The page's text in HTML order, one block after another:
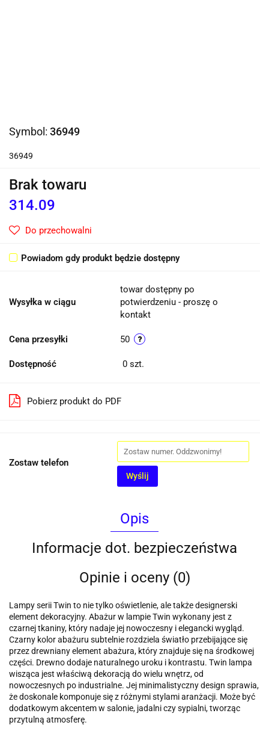
Symbol: 36949
36949
Brak towaru
314.09
Do przechowalni
Powiadom gdy produkt będzie dostępny
Wysyłka w ciągu
towar dostępny po
potwierdzeniu - proszę o
kontakt
Cena przesyłki 50
Dostępność 0 szt.
Pobierz produkt do PDF
Zostaw telefon
Wyślij
Opis
Informacje dot. bezpieczeństwa
Opinie i oceny (0)
Lampy serii Twin to nie tylko oświetlenie, ale także designerski
element dekoracyjny. Abażur w lampie Twin wykonany jest z
czarnej tkaniny, który nadaje jej nowoczesny i elegancki wygląd.
Czarny kolor abażuru subtelnie rozdziela światło przebijające się
przez drewniany element abażura, który znajduje się na środkowej
części. Drewno dodaje naturalnego uroku i kontrastu. Twin lampa
wisząca jest właściwą dekoracją do wielu wnętrz, od
nowoczesnych po industrialne. Jej minimalistyczny design sprawia,
że ​​doskonale komponuje się z różnymi stylami aranżacji. Może być
dodatkowym akcentem w salonie, jadalni czy sypialni, tworząc
przytulną atmosferę.